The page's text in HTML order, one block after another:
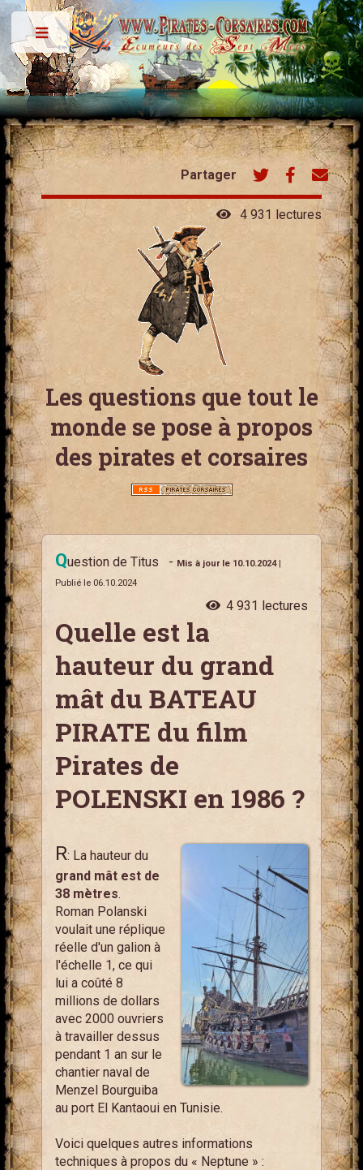
Partager
4 931 lectures
Les questions que tout le
monde se pose à propos
des pirates et corsaires
Question de Titus - Mis à jour le 10.10.2024|
Publié le 06.10.2024
4 931 lectures
Quelle est la
hauteur du grand
mât du BATEAU
PIRATE du film
Pirates de
POLENSKI en 1986 ?
R: La hauteur du
grand mât est de
38 mètres.
Roman Polanski
voulait une réplique
réelle d'un galion à
l'échelle 1, ce qui
lui a coûté 8
millions de dollars
avec 2000 ouvriers
à travailler dessus
pendant 1 an sur le
chantier naval de
Menzel Bourguiba
au port El Kantaoui en Tunisie.
Voici quelques autres informations
techniques à propos du « Neptune » :
Toggle